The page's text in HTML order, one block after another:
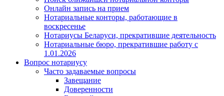
Онлайн запись на прием
Нотариальные конторы, работающие в
воскресенье
Нотариусы Беларуси, прекратившие деятельность
Нотариальные бюро, прекратившие работу с
1.01.2026
Вопрос нотариусу
Часто задаваемые вопросы
Завещание
Доверенности